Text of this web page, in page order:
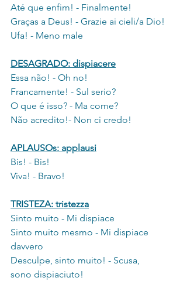
Até que enfim! - Finalmente!
Graças a Deus! - Grazie ai cieli/a Dio!
Ufa! - Meno male
DESAGRADO: dispiacere
Essa não! - Oh no!
Francamente! - Sul serio?
O que é isso? - Ma come?
Não acredito!- Non ci credo!
APLAUSOs: applausi
Bis! - Bis!
Viva! - Bravo!
TRISTEZA: tristezza
Sinto muito - Mi dispiace
Sinto muito mesmo - Mi dispiace
davvero
Desculpe, sinto muito! - Scusa,
sono dispiaciuto!